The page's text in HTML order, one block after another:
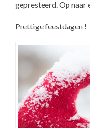
gepresteerd. Op naar
Prettige feestdagen !